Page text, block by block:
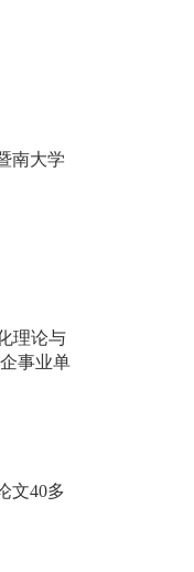
南大学
理论与
事业单
文40多